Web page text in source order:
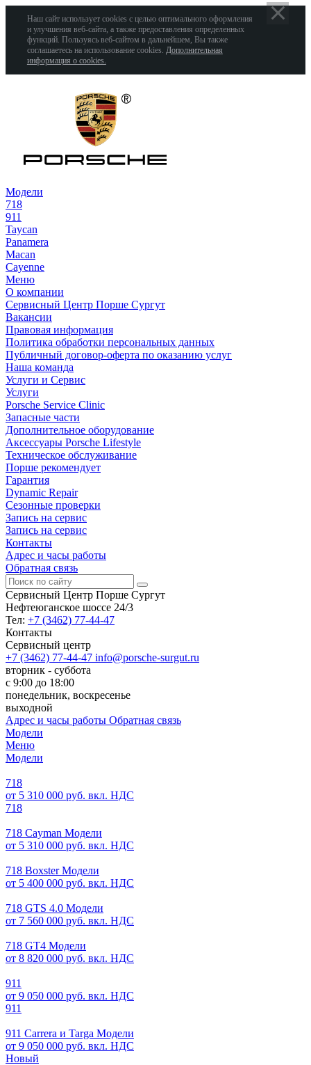
Наш сайт использует cookies с целью оптимального оформления
и улучшения веб-сайта, а также предоставления определенных
функций. Пользуясь веб-сайтом в дальнейшем, Вы также
соглашаетесь на использование cookies. Дополнительная
информация о cookies.
Модели
718
911
Taycan
Panamera
Macan
Cayenne
Меню
О компании
Сервисный Центр Порше Сургут
Вакансии
Правовая информация
Политика обработки персональных данных
Публичный договор-оферта по оказанию услуг
Наша команда
Услуги и Сервис
Услуги
Porsche Service Clinic
Запасные части
Дополнительное оборудование
Аксессуары Porsche Lifestyle
Техническое обслуживание
Порше рекомендует
Гарантия
Dynamic Repair
Сезонные проверки
Запись на сервис
Запись на сервис
Контакты
Адрес и часы работы
Обратная связь
Сервисный Центр Порше Сургут
Нефтеюганское шоссе 24/3
Тел: +7 (3462) 77-44-47
Контакты
Сервисный центр
+7 (3462) 77-44-47 info@porsche-surgut.ru
вторник - суббота
с 9:00 до 18:00
понедельник, воскресенье
выходной
Адрес и часы работы Обратная связь
Модели
Меню
Модели
718
от 5 310 000 руб. вкл. НДС
718
718 Cayman Модели
от 5 310 000 руб. вкл. НДС
718 Boxster Модели
от 5 400 000 руб. вкл. НДС
718 GTS 4.0 Модели
от 7 560 000 руб. вкл. НДС
718 GT4 Модели
от 8 820 000 руб. вкл. НДС
911
от 9 050 000 руб. вкл. НДС
911
911 Carrera и Targa Модели
от 9 050 000 руб. вкл. НДС
Новый